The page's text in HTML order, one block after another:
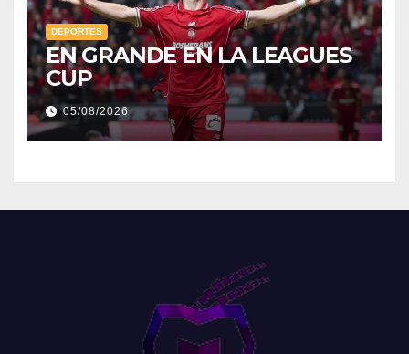
DEPORTES
EN GRANDE EN LA LEAGUES
CUP
05/08/2026